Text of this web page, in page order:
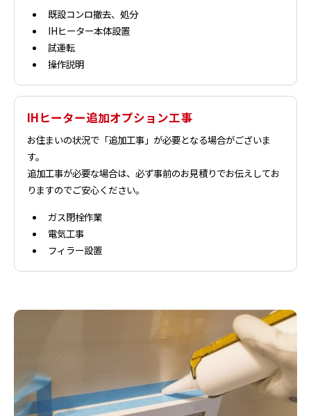
既設コンロ撤去、処分
IHヒーター本体設置
試運転
操作説明
IHヒーター追加オプション工事
お住まいの状況で「追加工事」が必要となる場合がございま
す。
追加工事が必要な場合は、必ず事前のお見積りでお伝えしてお
りますのでご安心ください。
ガス閉栓作業
電気工事
フィラー設置